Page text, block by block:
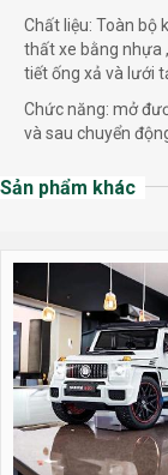
Chất liệu: Toàn bộ
thất xe bằng nhựa
tiết ống xả và lưới
Chức năng: mở
và sau chuyển
Sản phẩm khác